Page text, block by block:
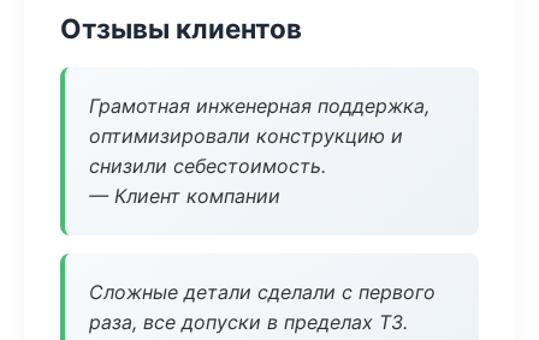
Отзывы клиентов
Грамотная инженерная поддержка,
оптимизировали конструкцию и
снизили себестоимость.
— Клиент компании
Сложные детали сделали с первого
раза, все допуски в пределах ТЗ.